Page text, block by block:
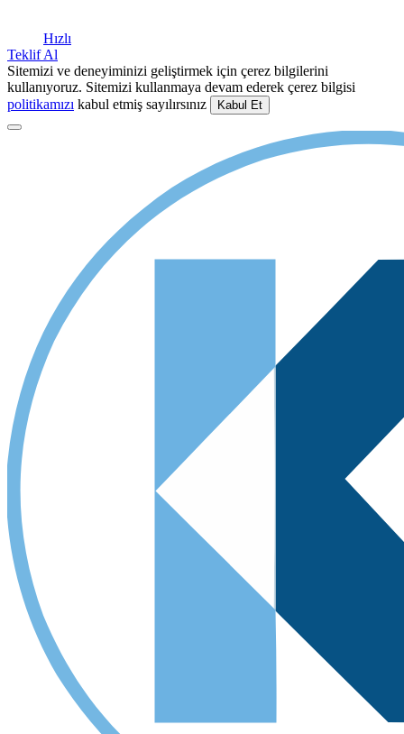
Hızlı
Teklif Al
Sitemizi ve deneyiminizi geliştirmek için çerez bilgilerini
kullanıyoruz. Sitemizi kullanmaya devam ederek çerez bilgisi
politikamızı kabul etmiş sayılırsınız